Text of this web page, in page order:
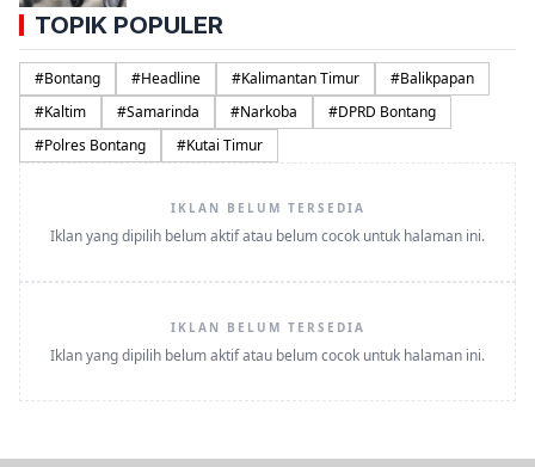
TOPIK POPULER
#Bontang #Headline #Kalimantan Timur #Balikpapan
#Kaltim #Samarinda #Narkoba #DPRD Bontang
#Polres Bontang #Kutai Timur
IKLAN BELUM TERSEDIA
Iklan yang dipilih belum aktif atau belum cocok untuk halaman ini.
IKLAN BELUM TERSEDIA
Iklan yang dipilih belum aktif atau belum cocok untuk halaman ini.